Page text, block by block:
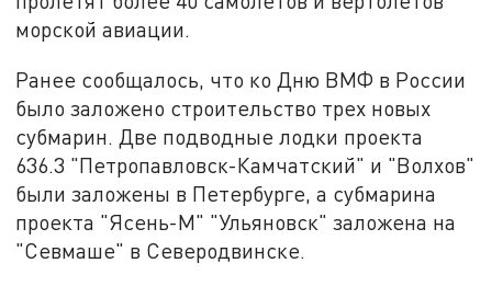
морской авиации.
Ранее сообщалось, что ко Дню ВМФ в России
было заложено строительство трех новых
субмарин. Две подводные лодки проекта
636.3 "Петропавловск-Камчатский" и "Волхов"
были заложены в Петербурге, а субмарина
проекта "Ясень-М" "Ульяновск" заложена на
"Севмаше" в Северодвинске.